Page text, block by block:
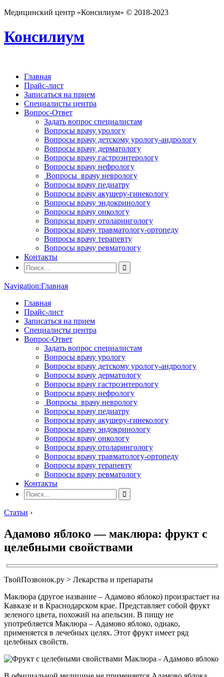
Медицинский центр «Консилиум» © 2018-2023
Консилиум
Главная
Прайс-лист
Записаться на прием
Специалисты центра
Вопрос-Ответ
Задать вопрос специалистам
Вопросы врачу урологу
Вопросы врачу детскому урологу-андрологу
Вопросы врачу дерматологу
Вопросы врачу гастроэнтерологу
Вопросы врачу нефрологу
Вопросы врачу неврологу
Вопросы врачу педиатру
Вопросы врачу акушеру-гинекологу
Вопросы врачу эндокринологу
Вопросы врачу онкологу
Вопросы врачу отоларингологу
Вопросы врачу травматологу-ортопеду
Вопросы врачу терапевту
Вопросы врачу ревматологу
Контакты
Navigation:Главная
Главная
Прайс-лист
Записаться на прием
Специалисты центра
Вопрос-Ответ
Задать вопрос специалистам
Вопросы врачу урологу
Вопросы врачу детскому урологу-андрологу
Вопросы врачу дерматологу
Вопросы врачу гастроэнтерологу
Вопросы врачу нефрологу
Вопросы врачу неврологу
Вопросы врачу педиатру
Вопросы врачу акушеру-гинекологу
Вопросы врачу эндокринологу
Вопросы врачу онкологу
Вопросы врачу отоларингологу
Вопросы врачу травматологу-ортопеду
Вопросы врачу терапевту
Вопросы врачу ревматологу
Контакты
Статьи ›
Адамово яблоко — маклюра: фрукт с
целебными свойствами
ТвойПозвонок.ру > Лекарства и препараты
Маклюра (другое название – Адамово яблоко) произрастает на
Кавказе и в Краснодарском крае. Представляет собой фрукт
зеленого цвета, похожий на апельсин. В пищу не
употребляется Маклюра – Адамово яблоко, однако,
применяется в лечебных целях. Этот фрукт имеет ряд
целебных свойств.